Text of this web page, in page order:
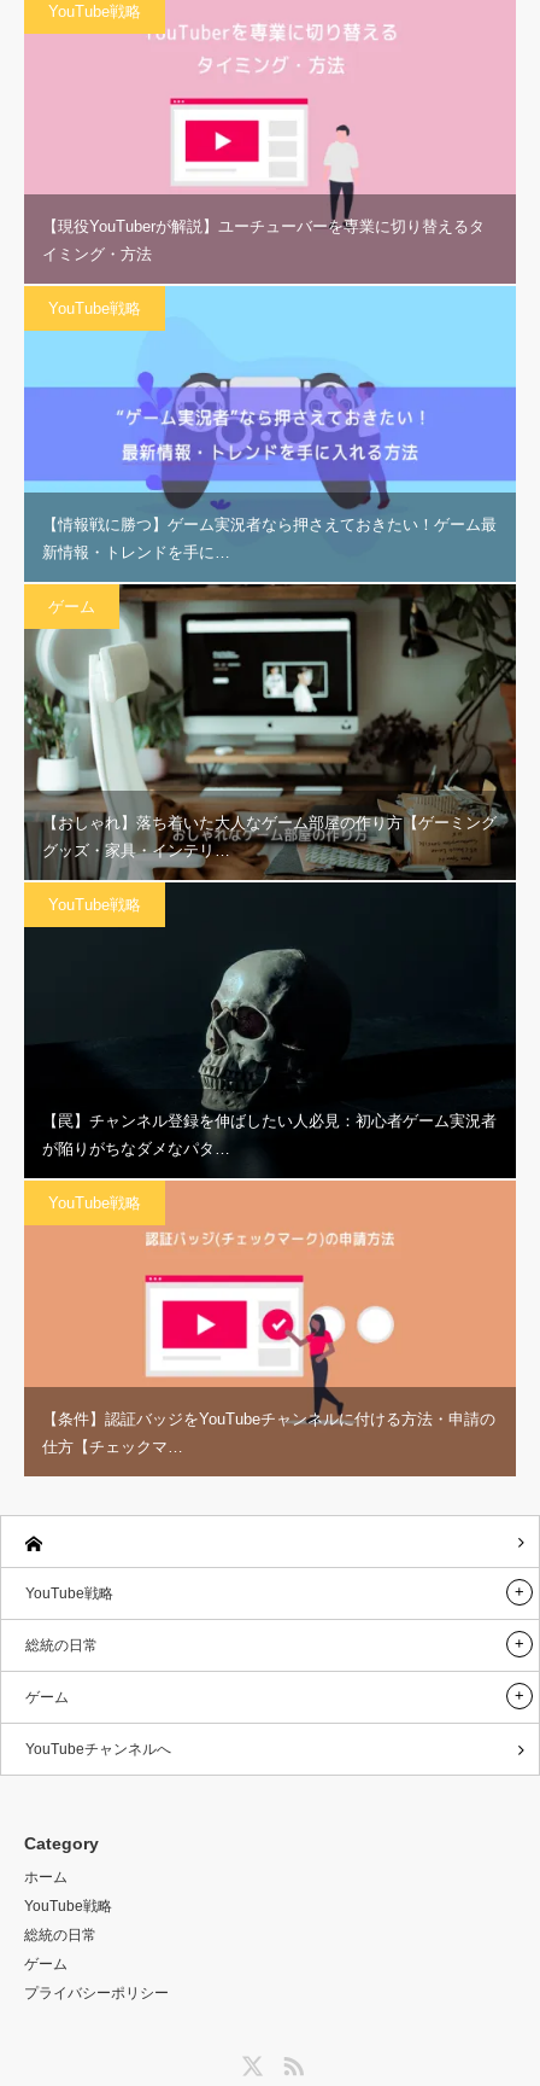
YouTube戦略
【現役YouTuberが解説】ユーチューバーを専業に切り替えるタ
イミング・方法
YouTube戦略
【情報戦に勝つ】ゲーム実況者なら押さえておきたい！ゲーム最
新情報・トレンドを手に…
ゲーム
【おしゃれ】落ち着いた大人なゲーム部屋の作り方【ゲーミング
グッズ・家具・インテリ…
YouTube戦略
【罠】チャンネル登録を伸ばしたい人必見：初心者ゲーム実況者
が陥りがちなダメなパタ…
YouTube戦略
【条件】認証バッジをYouTubeチャンネルに付ける方法・申請の
仕方【チェックマ…
YouTube戦略
総統の日常
ゲーム
YouTubeチャンネルへ
Category
ホーム
YouTube戦略
総統の日常
ゲーム
プライバシーポリシー